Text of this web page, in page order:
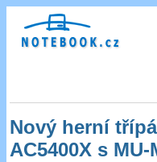
Nový herní
AC5400X s MU-